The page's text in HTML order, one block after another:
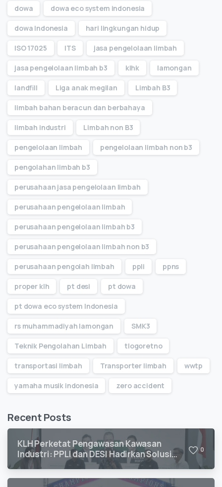
dowa dowa eco system indonesia
dowa Indonesia hari lingkungan hidup
ISO 17025 ITS jasa pengelolaan limbah
jasa pengelolaan limbah b3 klhk lamongan
landfill Liga anak megilan Limbah B3
limbah bahan beracun dan berbahaya
limbah industri Limbah non B3
pengelolaan limbah pengelolaan limbah non b3
pengolahan limbah b3
perusahaan jasa pengelolaan limbah
perusahaan pengelolaan limbah
perusahaan pengelolaan limbah b3
perusahaan pengelolaan limbah non b3
perusahaan pengolah limbah ppli ppns
proper klh pt desi pt dowa
pt dowa eco system Indonesia
rs muhammadiyah lamongan SMK3
Teknik Pengolahan Limbah tlogoretno
transportasi limbah Transporter limbah wwtp
yamaha musik indonesia zero accident
Recent Posts
KLH Perketat Pengawasan Kawasan
Industri: PPLI dan DESI Hadirkan Solusi
Kepatuhan Lingkungan
0